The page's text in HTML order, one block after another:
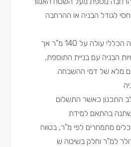
לגודל הבניה או ההרחבה
נציין שאם גודל הדירה הכללי עולה על 140 מ"ר אך
הבניה עם בניית התוספת,
מלא של דמי ההשבחה.
התכנון כאשר התשלום
בהתאם למידת
מתמחרים לפי מ"ר, בטווח
כ-30 עד 150 דולר למ"ר וחלק בשיטה ש